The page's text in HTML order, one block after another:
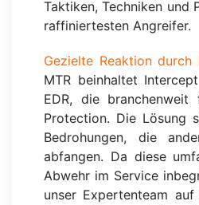
Taktiken, Techniken und
raffiniertesten Angreifer.
Gezielte Reaktion durch
MTR beinhaltet
EDR, die branchenweit
Protection. Die Lösung
Bedrohungen, die
abfangen. Da diese
Abwehr im Service
unser Expertenteam